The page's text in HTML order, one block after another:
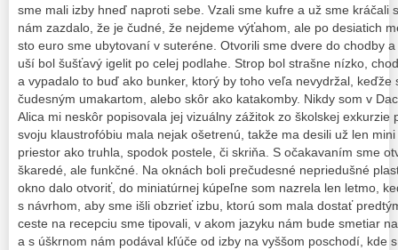
sme mali izby hneď naproti sebe. Vzali sme kufre a už sme kráčali
nám zazdalo, že je čudné, že nejdeme výťahom, ale po desiatich
sto euro sme ubytovaní v suteréne. Otvorili sme dvere do chodby
uší bol šušťavý igelit po celej podlahe. Strop bol strašne nízko,
a vypadalo to buď ako bunker, ktorý by toho veľa nevydržal, keďže
čudesným umakartom, alebo skôr ako katakomby. Nikdy som v
Alica mi neskôr popisovala jej vizuálny zážitok zo školskej exkurzie
svoju klaustrofóbiu mala nejak ošetrenú, takže ma desili už len
priestor ako truhla, spodok postele, či skriňa. S očakavaním sme
škaredé, ale funkčné. Na oknách boli prečudesné nepriedušné
okno dalo otvoriť, do miniatúrnej kúpeľne som nazrela len letmo,
s návrhom, aby sme išli obzrieť izbu, ktorú som mala dostať
ceste na recepciu sme tipovali, v akom jazyku nám bude smetiar
a s úškrnom nám podával kľúče od izby na vyššom poschodí, kde